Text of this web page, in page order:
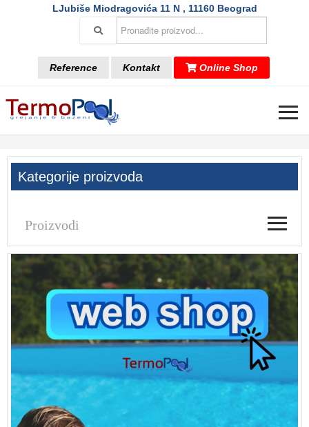
LJubiše Miodragovića 11 N , 11160 Beograd
Reference Kontakt Online Shop
≡
Kategorije proizvoda
Proizvodi ≡